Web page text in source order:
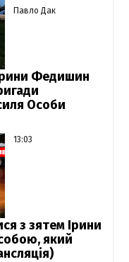
Павло Дак
Федишин
Особи
13:03
з зятем Ірини
який